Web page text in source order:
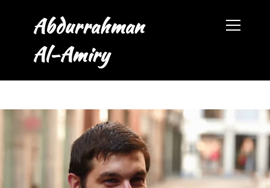
Abdurrahman
Al-Amiry